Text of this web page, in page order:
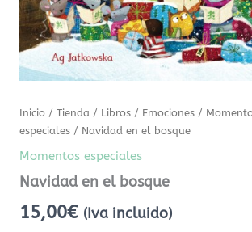
Inicio /Tienda / Libros / Emociones /
especiales / Navidad en el bosque
Momentos especiales
Navidad en el bosque
15,00€ (Iva incluido)